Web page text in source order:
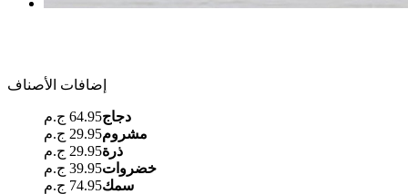
إضافات الأصناف
دجاج64.95 ج.م
مشروم29.95 ج.م
ذرة29.95 ج.م
خضروات39.95 ج.م
سمك74.95 ج.م